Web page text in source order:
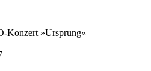
Konzert »Ursprung«